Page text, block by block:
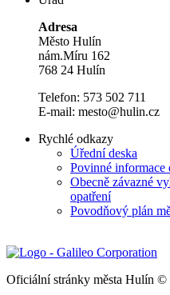
Adresa
Město Hulín
nám.Míru 162
768 24 Hulín
Telefon: 573 502 711
E-mail: mesto@hulin.cz
Rychlé odkazy
Úřední deska
Povinné informace
Obecně závazné
opatření
Povodňový plán
Oficiální stránky města Hulín ©